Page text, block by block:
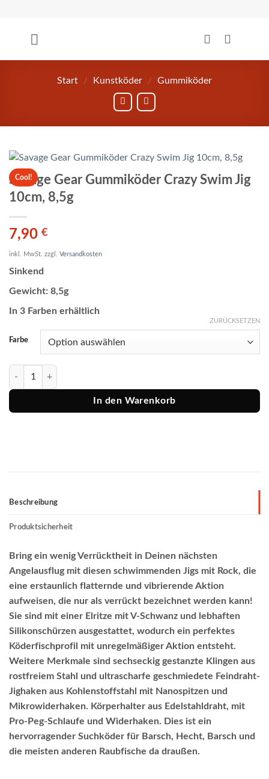
springen
Start / Kunstköder / Gummiköder
Cool!
Savage Gear Gummiköder Crazy Swim Jig
10cm, 8,5g
7,90 €
inkl. MwSt. zzgl. Versandkosten
Sinkend
Gewicht: 8,5g
In 3 Farben erhältlich
Farbe
ZURÜCKSETZEN
Savage Gear Gummiköder Crazy Swim Jig 10cm, 8,5g Menge
In den Warenkorb
Beschreibung
Produktsicherheit
Bring ein wenig Verrücktheit in Deinen nächsten
Angelausflug mit diesen schwimmenden Jigs mit Rock, die
eine erstaunlich flatternde und vibrierende Aktion
aufweisen, die nur als verrückt bezeichnet werden kann!
Sie sind mit einer Elritze mit V-Schwanz und lebhaften
Silikonschürzen ausgestattet, wodurch ein perfektes
Köderfischprofil mit unregelmäßiger Aktion entsteht.
Weitere Merkmale sind sechseckig gestanzte Klingen aus
rostfreiem Stahl und ultrascharfe geschmiedete Feindraht-
Jighaken aus Kohlenstoffstahl mit Nanospitzen und
Mikrowiderhaken. Körperhalter aus Edelstahldraht, mit
Pro-Peg-Schlaufe und Widerhaken. Dies ist ein
hervorragender Suchköder für Barsch, Hecht, Barsch und
die meisten anderen Raubfische da draußen.